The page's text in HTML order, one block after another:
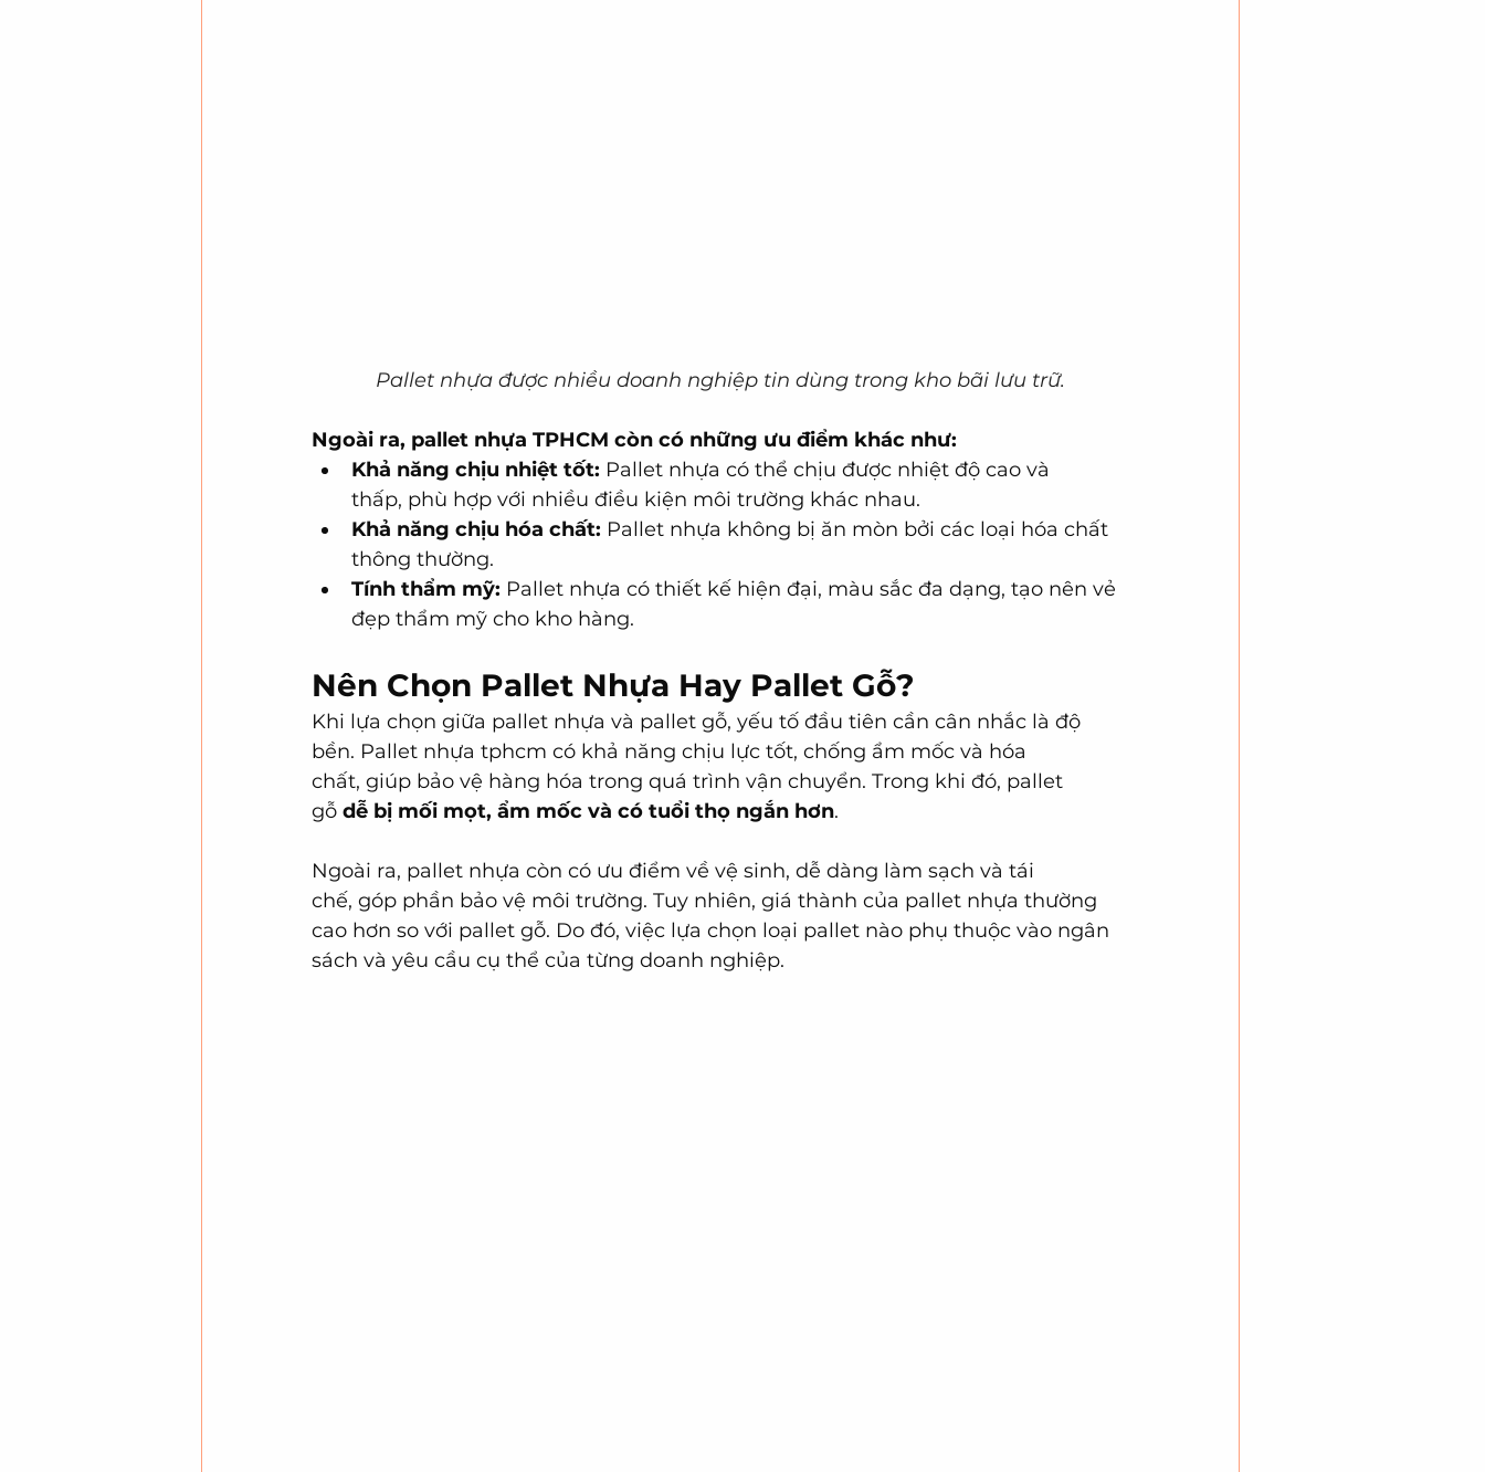
Pallet nhựa được nhiều doanh nghiệp tin dùng trong kho bãi lưu trữ.
Ngoài ra, pallet nhựa TPHCM còn có những ưu điểm khác như:
Khả năng chịu nhiệt tốt: Pallet nhựa có thể chịu được nhiệt độ cao và
thấp, phù hợp với nhiều điều kiện môi trường khác nhau.
Khả năng chịu hóa chất: Pallet nhựa không bị ăn mòn bởi các loại hóa chất
thông thường.
Tính thẩm mỹ: Pallet nhựa có thiết kế hiện đại, màu sắc đa dạng, tạo nên vẻ
đẹp thẩm mỹ cho kho hàng.
Nên Chọn Pallet Nhựa Hay Pallet Gỗ?
Khi lựa chọn giữa pallet nhựa và pallet gỗ, yếu tố đầu tiên cần cân nhắc là độ
bền. Pallet nhựa tphcm có khả năng chịu lực tốt, chống ẩm mốc và hóa
chất, giúp bảo vệ hàng hóa trong quá trình vận chuyển. Trong khi đó, pallet
gỗ dễ bị mối mọt, ẩm mốc và có tuổi thọ ngắn hơn.
Ngoài ra, pallet nhựa còn có ưu điểm về vệ sinh, dễ dàng làm sạch và tái
chế, góp phần bảo vệ môi trường. Tuy nhiên, giá thành của pallet nhựa thường
cao hơn so với pallet gỗ. Do đó, việc lựa chọn loại pallet nào phụ thuộc vào ngân
sách và yêu cầu cụ thể của từng doanh nghiệp.